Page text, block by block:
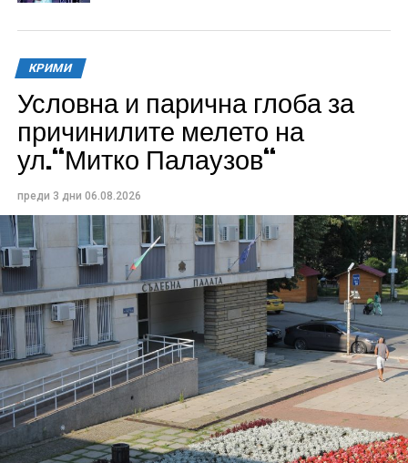
КРИМИ
Условна и парична глоба за
причинилите мелето на
ул.“Митко Палаузов“
преди 3 дни 06.08.2026